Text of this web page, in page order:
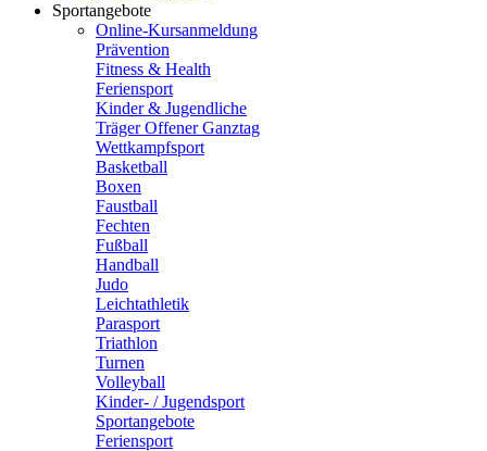
Sportangebote
Online-Kursanmeldung
Prävention
Fitness & Health
Feriensport
Kinder & Jugendliche
Träger Offener Ganztag
Wettkampfsport
Basketball
Boxen
Faustball
Fechten
Fußball
Handball
Judo
Leichtathletik
Parasport
Triathlon
Turnen
Volleyball
Kinder- / Jugendsport
Sportangebote
Feriensport